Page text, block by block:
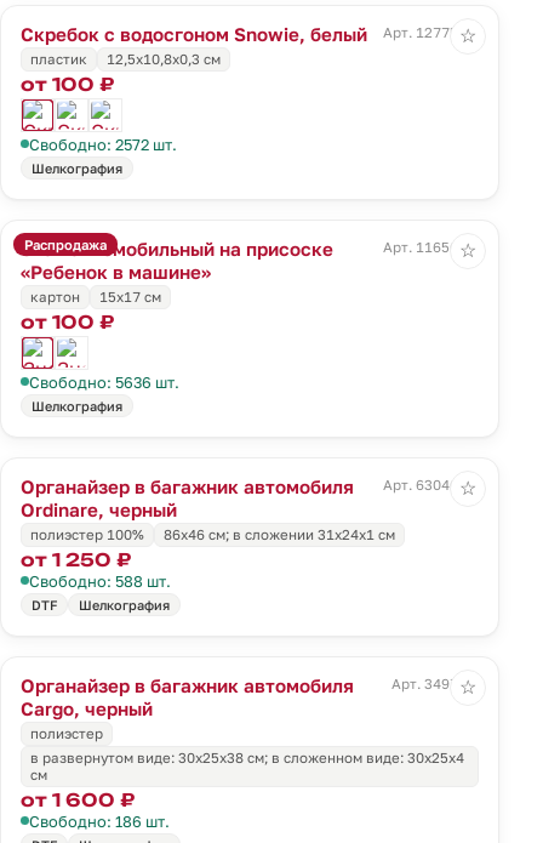
Скребок с водосгоном Snowie, белый
Арт. 12775.60
пластик
12,5x10,8x0,3 см
от 100 ₽
Свободно: 2572 шт.
Шелкография
☆
Распродажа
Знак автомобильный на присоске
«Ребенок в машине»
Арт. 11656.02
картон 15х17 см
от 100 ₽
Свободно: 5636 шт.
Шелкография
☆
Органайзер в багажник автомобиля
Ordinare, черный
Арт. 63046.30
полиэстер 100% 86х46 см; в сложении 31x24x1 см
от 1 250 ₽
Свободно: 588 шт.
DTF Шелкография
☆
Органайзер в багажник автомобиля
Cargo, черный
Арт. 3497.30
полиэстер
в развернутом виде: 30х25х38 см; в сложенном виде: 30х25х4
см
от 1 600 ₽
Свободно: 186 шт.
☆